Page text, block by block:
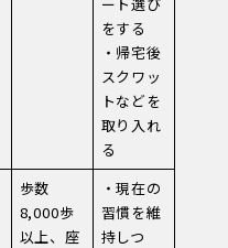
をする
・帰宅後
スクワッ
トなどを
取り入れ
る
歩数
8,000歩
以上、座
・現在の
習慣を維
持しつ